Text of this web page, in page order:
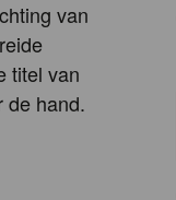
van
titel van
de hand.